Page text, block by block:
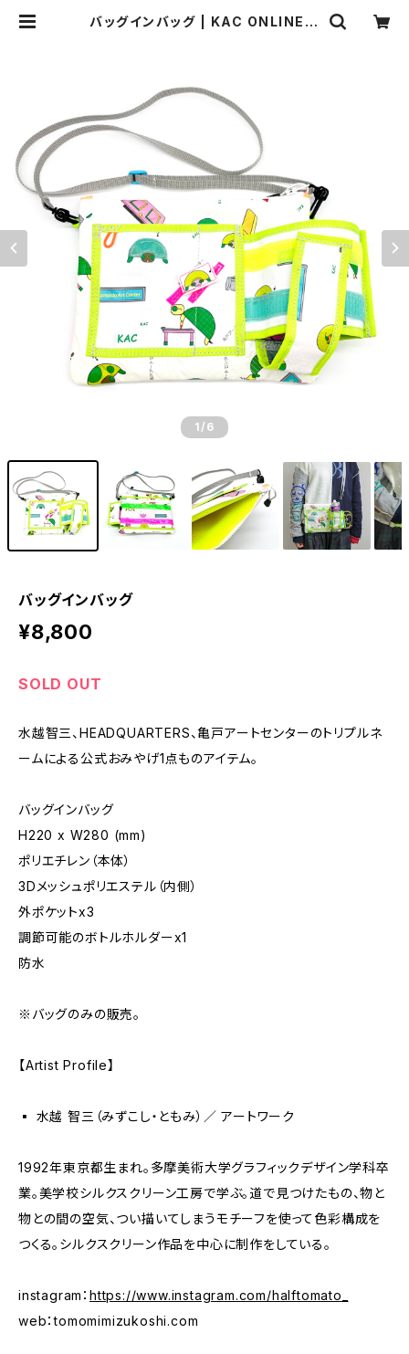
バッグインバッグ | KAC ONLINE S
1 /6
バッグインバッグ
¥8,800
SOLD OUT
水越智三、HEADQUARTERS、亀戸アートセンターのトリプルネ
ームによる公式おみやげ1点ものアイテム。
バッグインバッグ
H220 x W280 (mm)
ポリエチレン（本体）
3Dメッシュポリエステル（内側）
外ポケットx3
調節可能のボトルホルダーx1
防水
※バッグのみの販売。
【Artist Profile】
▪️ 水越 智三（みずこし・ともみ）／ アートワーク
1992年東京都生まれ。多摩美術大学グラフィックデザイン学科卒
業。美学校シルクスクリーン工房で学ぶ。道で見つけたもの、物と
物との間の空気、つい描いてしまうモチーフを使って色彩構成を
つくる。シルクスクリーン作品を中心に制作をしている。
instagram： https://www.instagram.com/halftomato_
web：tomomimizukoshi.com